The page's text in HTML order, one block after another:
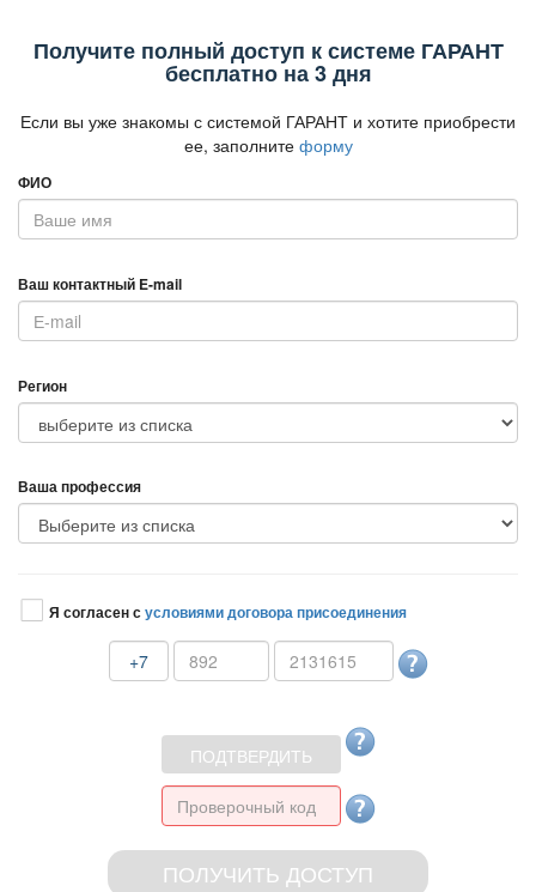
Получите полный доступ к системе ГАРАНТ
есплатно на 3 дня
Если вы уже знакомы с системой ГАРАНТ и хотите приобрести
ее, заполните форму
ФИО
аш контактный E-mail
Регион
аша профессия
Я согласен сусловиями договора присоединения
+7